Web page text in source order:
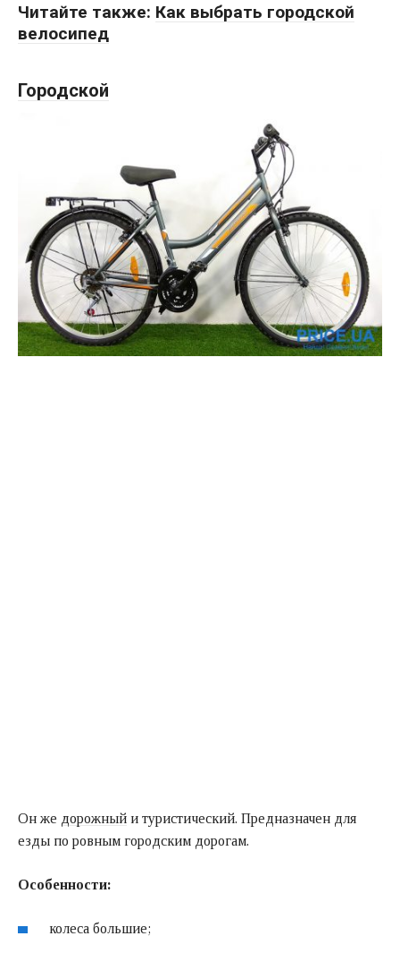
Читайте также: Как выбрать городской
велосипед
Городской
Он же дорожный и туристический. Предназначен для
езды по ровным городским дорогам.
Особенности:
колеса большие;